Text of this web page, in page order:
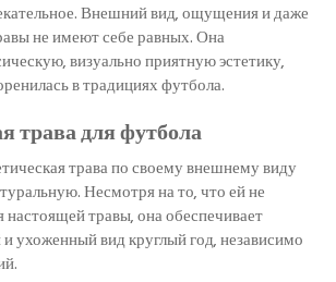
Внешний вид, ощущения и даже
не имеют себе равных. Она
визуально приятную эстетику,
в традициях футбола.
трава для футбола
трава по своему внешнему виду
Несмотря на то, что ей не
настоящей травы, она обеспечивает
ухоженный вид круглый год, независимо